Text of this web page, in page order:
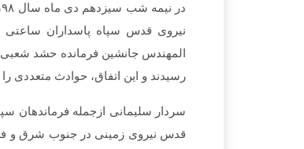
نیروی قدس سپاه پاسداران ساعتی
المهندس جانشین فرمانده حشد شعبی
رسیدند و این اتفاق، حوادث متعددی
سردار سلیمانی ازجمله فرماندهان